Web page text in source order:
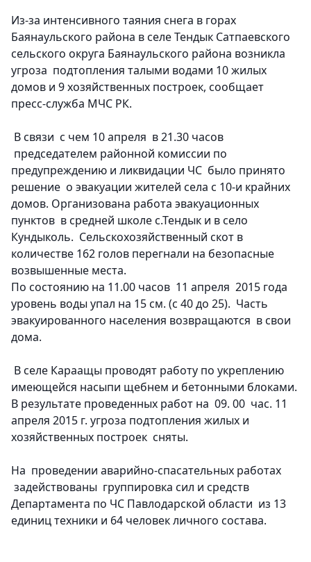
Из-за интенсивного таяния снега в горах
Баянаульского района в селе Тендык Сатпаевского
сельского округа Баянаульского района возникла
угроза подтопления талыми водами 10 жилых
домов и 9 хозяйственных построек, сообщает
пресс-служба МЧС РК.
В связи с чем 10 апреля в 21.30 часов
председателем районной комиссии по
предупреждению и ликвидации ЧС было принято
решение о эвакуации жителей села с 10-и крайних
домов. Организована работа эвакуационных
пунктов в средней школе с.Тендык и в село
Кундыколь. Сельскохозяйственный скот в
количестве 162 голов перегнали на безопасные
возвышенные места.
По состоянию на 11.00 часов 11 апреля 2015 года
уровень воды упал на 15 см. (с 40 до 25). Часть
эвакуированного населения возвращаются в свои
дома.
В селе Караащы проводят работу по укреплению
имеющейся насыпи щебнем и бетонными блоками.
В результате проведенных работ на 09. 00 час. 11
апреля 2015 г. угроза подтопления жилых и
хозяйственных построек сняты.
На проведении аварийно-спасательных работах
задействованы группировка сил и средств
Департамента по ЧС Павлодарской области из 13
единиц техники и 64 человек личного состава.